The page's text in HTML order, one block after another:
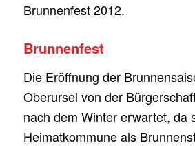
Brunnenfest 2012.
Brunnenfest
Die Eröffnung der
Oberursel von der
nach dem Winter erwartet, da
Heimatkommune als